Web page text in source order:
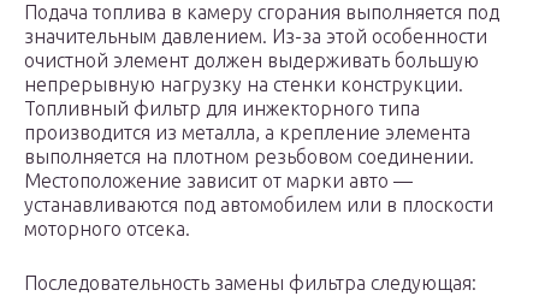
Подача топлива в камеру сгорания выполняется под
значительным давлением. Из-за этой особенности
очистной элемент должен выдерживать большую
непрерывную нагрузку на стенки конструкции.
Топливный фильтр для инжекторного типа
производится из металла, а крепление элемента
выполняется на плотном резьбовом соединении.
Местоположение зависит от марки авто —
устанавливаются под автомобилем или в плоскости
моторного отсека.
Последовательность замены фильтра следующая: